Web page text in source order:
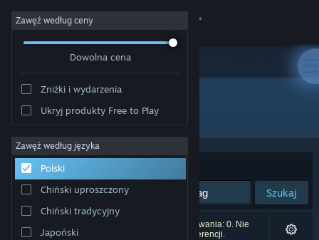
Zaloguj się
Społeczność
Informacje
Wsparcie
Zmień język
Zawęź według ceny
Dowolna cena
Zniżki i wydarzenia
Ukryj produkty Free to Play
Zawęź według języka
Polski
Chiński uproszczony
Chiński tradycyjny
Japoński
Producent: Suzume Takanashi
Sortuj według:
Szukaj
Liczba wyników pasujących do twojego wyszukiwania: 0. Nie
uwzględniono 1 tytułu na podstawie twoich preferencji.